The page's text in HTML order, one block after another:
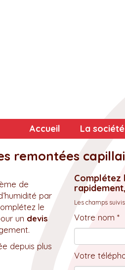
Accueil La société
remontées
de
par
le
un devis
depuis plus
Les champs
Votre nom *
Votre